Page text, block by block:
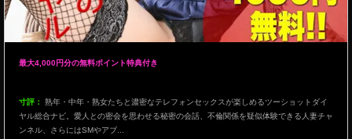
最大4,000円分の無料ポイント特典付き
寸評：
熟年・中年・熟女たちと濃密なテレフォンセックスが楽しめるツーショットダイ
ヤル総合ナビ。愛人との密会を思わせる秘密の会話、不倫関係を疑似体験できる人妻チャ
ンネル、さらにはSMやアブ...